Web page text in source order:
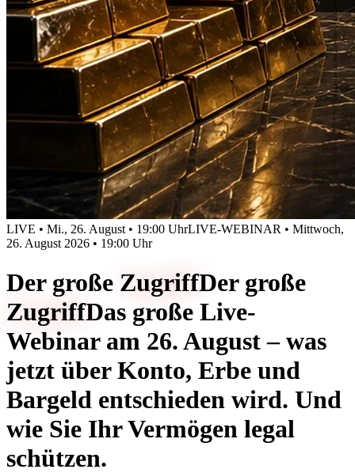
LIVE • Mi., 26. August • 19:00 UhrLIVE-WEBINAR • Mittwoch,
26. August 2026 • 19:00 Uhr
Der große ZugriffDer große
ZugriffDas große Live-
Webinar am 26. August – was
jetzt über Konto, Erbe und
Bargeld entschieden wird. Und
wie Sie Ihr Vermögen legal
schützen.